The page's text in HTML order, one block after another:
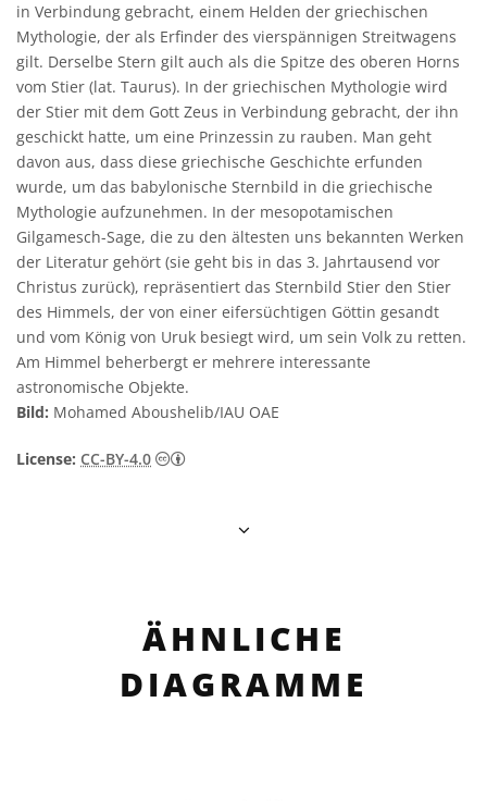
in Verbindung gebracht, einem Helden der griechischen
Mythologie, der als Erfinder des vierspännigen Streitwagens
gilt. Derselbe Stern gilt auch als die Spitze des oberen Horns
vom Stier (lat. Taurus). In der griechischen Mythologie wird
der Stier mit dem Gott Zeus in Verbindung gebracht, der ihn
geschickt hatte, um eine Prinzessin zu rauben. Man geht
davon aus, dass diese griechische Geschichte erfunden
wurde, um das babylonische Sternbild in die griechische
Mythologie aufzunehmen. In der mesopotamischen
Gilgamesch-Sage, die zu den ältesten uns bekannten Werken
der Literatur gehört (sie geht bis in das 3. Jahrtausend vor
Christus zurück), repräsentiert das Sternbild Stier den Stier
des Himmels, der von einer eifersüchtigen Göttin gesandt
und vom König von Uruk besiegt wird, um sein Volk zu retten.
Am Himmel beherbergt er mehrere interessante
astronomische Objekte.
Bild: Mohamed Aboushelib/IAU OAE
License: CC-BY-4.0 Creative Commons Namensnennung 4.0
ÄHNLICHE
DIAGRAMME